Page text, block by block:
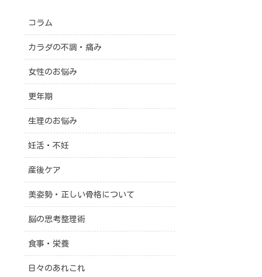
コラム
カラダの不調・痛み
女性のお悩み
更年期
生理のお悩み
妊活・不妊
産後ケア
美姿勢・正しい骨格について
脳の思考整理術
食事・栄養
日々のあれこれ